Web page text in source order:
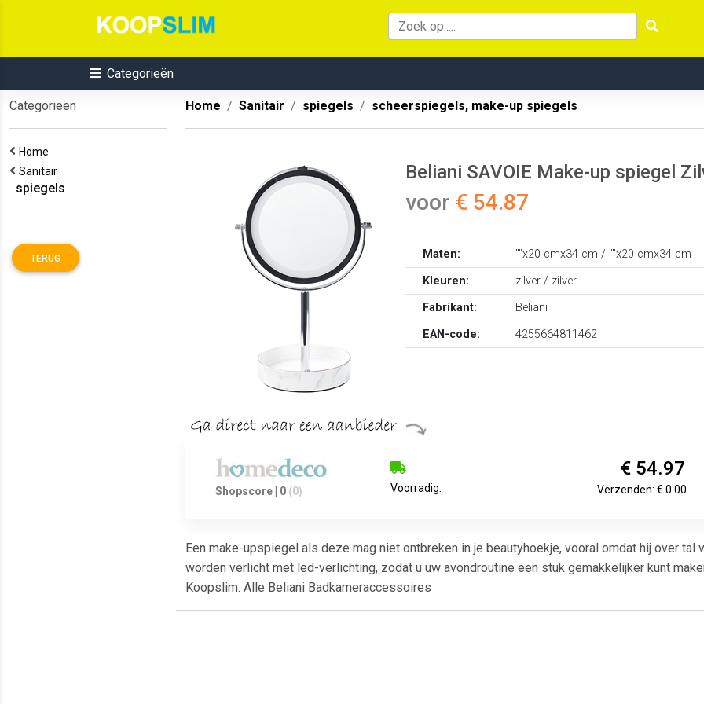
Categorieën
Categorieën
Home
Sanitair
spiegels
TERUG
Home Sanitair spiegels scheerspiegels, make-up spiegels
Beliani SAVOIE Make-up spiegel
voor € 54.87
Maten:
""x20 cmx34 cm / ""x20 cmx34 cm
Kleuren:
zilver / zilver
Fabrikant:
Beliani
EAN-code:
4255664811462
Shopscore | 0 (0) Voorradig.
€ 54.97
Verzenden: € 0.00
Een make-upspiegel als deze mag niet ontbreken in je beautyhoekje, vooral omdat hij over
worden verlicht met led-verlichting, zodat u uw avondroutine een stuk gemakkelijker kunt
Koopslim. Alle Beliani Badkameraccessoires